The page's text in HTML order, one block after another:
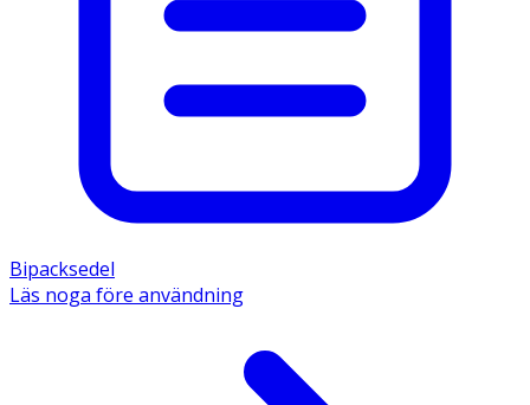
Bipacksedel
Läs noga före användning